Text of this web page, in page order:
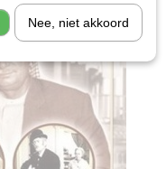
Nee, niet akkoord